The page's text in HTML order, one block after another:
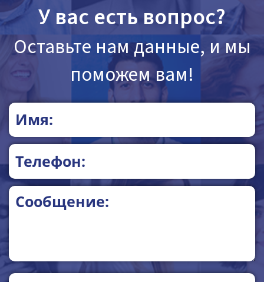
У вас есть вопрос?
Оставьте нам данные, и мы
поможем вам!